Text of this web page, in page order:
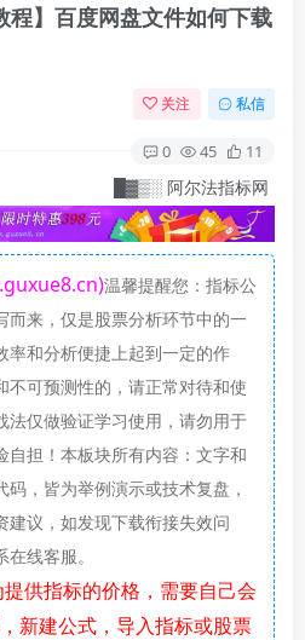
程】百度网盘文件如何下载
关注 私信
0 45 11
█▓▒░ 阿尔法指标网：指标爱
温馨提醒您：指标公
而来，仅是股票分析环节中的一
率和分析便捷上起到一定的作
不可预测性的，请正常对待和使
法仅做验证学习使用，请勿用于
自担！本板块所有内容：文字和
，皆为举例演示或技术复盘，
建议，如发现下载衔接失效问
线客服。
新建公式，导入指标或股票